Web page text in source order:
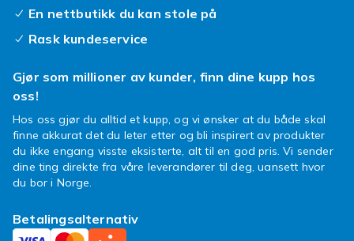
samsung galaxy s7 batterisom holder
Bla gjennom vårt utvalg avgalaxy s7 delerog
En nettbutikk du kan stole på
Rask kundeservice
Gjør som millioner av kunder, finn dine kupp hos
oss!
Hos oss gjør du alltid et kupp, og vi ønsker at du både skal
finne akkurat det du leter etter og bli inspirert av produkter
du ikke engang visste eksisterte, alt til en god pris. Vi sender
dine ting direkte fra våre leverandører til deg, uansett hvor
du bor i Norge.
Betalingsalternativ